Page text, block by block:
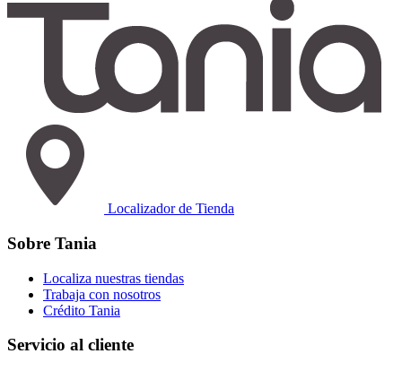
Localizador de Tienda
Sobre Tania
Localiza nuestras tiendas
Trabaja con nosotros
Crédito Tania
Servicio al cliente